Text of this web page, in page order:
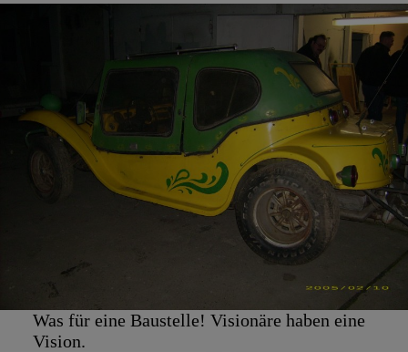
Was für eine Baustelle! Visionäre haben eine
Vision.